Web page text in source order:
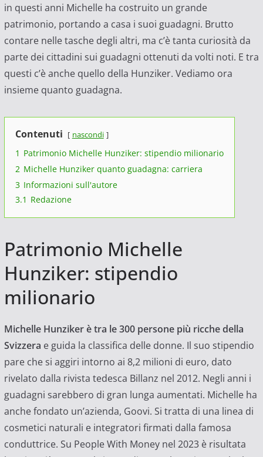
in questi anni Michelle ha costruito un grande
patrimonio, portando a casa i suoi guadagni. Brutto
contare nelle tasche degli altri, ma c’è tanta curiosità da
parte dei cittadini sui guadagni ottenuti da volti noti. E tra
questi c’è anche quello della Hunziker. Vediamo ora
insieme quanto guadagna.
Contenuti nascondi
1 Patrimonio Michelle Hunziker: stipendio milionario
2 Michelle Hunziker quanto guadagna: carriera
3 Informazioni sull'autore
3.1 Redazione
Patrimonio Michelle
Hunziker: stipendio
milionario
Michelle Hunziker è tra le 300 persone più ricche della
Svizzera e guida la classifica delle donne. Il suo stipendio
pare che si aggiri intorno ai 8,2 milioni di euro, dato
rivelato dalla rivista tedesca Billanz nel 2012. Negli anni i
guadagni sarebbero di gran lunga aumentati. Michelle ha
anche fondato un’azienda, Goovi. Si tratta di una linea di
cosmetici naturali e integratori firmati dalla famosa
conduttrice. Su People With Money nel 2023 è risultata